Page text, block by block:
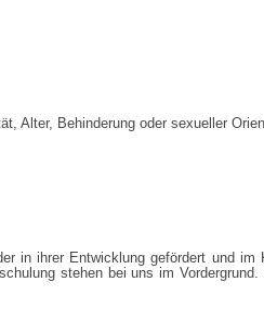
Alter, Behinderung oder sexueller
in ihrer Entwicklung gefördert und im
stehen bei uns im